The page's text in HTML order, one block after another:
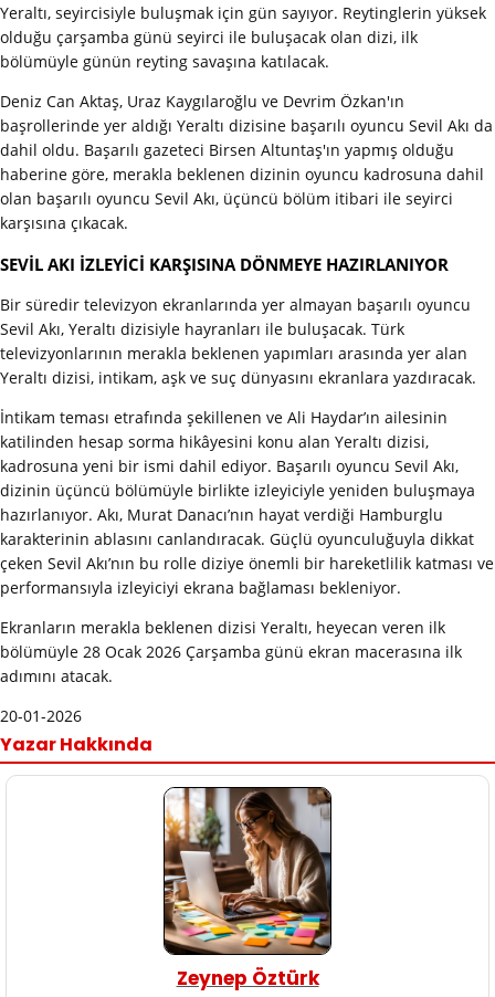
Yeraltı, seyircisiyle buluşmak için gün sayıyor. Reytinglerin yüksek
olduğu çarşamba günü seyirci ile buluşacak olan dizi, ilk
bölümüyle günün reyting savaşına katılacak.
Deniz Can Aktaş, Uraz Kaygılaroğlu ve Devrim Özkan'ın
başrollerinde yer aldığı Yeraltı dizisine başarılı oyuncu Sevil Akı da
dahil oldu. Başarılı gazeteci Birsen Altuntaş'ın yapmış olduğu
haberine göre, merakla beklenen dizinin oyuncu kadrosuna dahil
olan başarılı oyuncu Sevil Akı, üçüncü bölüm itibari ile seyirci
karşısına çıkacak.
SEVİL AKI İZLEYİCİ KARŞISINA DÖNMEYE HAZIRLANIYOR
Bir süredir televizyon ekranlarında yer almayan başarılı oyuncu
Sevil Akı, Yeraltı dizisiyle hayranları ile buluşacak. Türk
televizyonlarının merakla beklenen yapımları arasında yer alan
Yeraltı dizisi, intikam, aşk ve suç dünyasını ekranlara yazdıracak.
İntikam teması etrafında şekillenen ve Ali Haydar’ın ailesinin
katilinden hesap sorma hikâyesini konu alan Yeraltı dizisi,
kadrosuna yeni bir ismi dahil ediyor. Başarılı oyuncu Sevil Akı,
dizinin üçüncü bölümüyle birlikte izleyiciyle yeniden buluşmaya
hazırlanıyor. Akı, Murat Danacı’nın hayat verdiği Hamburglu
karakterinin ablasını canlandıracak. Güçlü oyunculuğuyla dikkat
çeken Sevil Akı’nın bu rolle diziye önemli bir hareketlilik katması ve
performansıyla izleyiciyi ekrana bağlaması bekleniyor.
Ekranların merakla beklenen dizisi Yeraltı, heyecan veren ilk
bölümüyle 28 Ocak 2026 Çarşamba günü ekran macerasına ilk
adımını atacak.
20-01-2026
Yazar Hakkında
Zeynep Öztürk